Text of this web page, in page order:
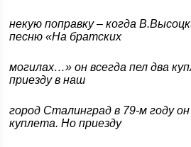
некую поправку – когда
песню «На братских
могилах…» он всегда пел два
приезду в наш
город Сталинград в 79-м году
куплета. Но приезду